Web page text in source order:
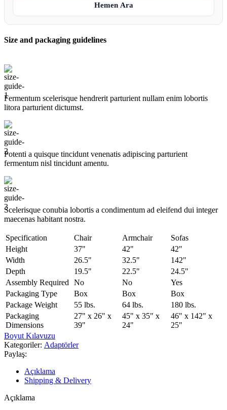
Hemen Ara
Size and packaging guidelines
Fermentum scelerisque hendrerit parturient nullam enim lobortis
litora parturient dictumst.
Potenti a quisque tincidunt venenatis adipiscing parturient
fermentum nisl tinciduntamentu.
Scelerisque conubia lobortis a condimentum ad eleifend dui integer
maecenas habitant nostra.
Specification Chair Armchair
Sofas
Height
37" 42"
42"
Width
26.5" 32.5"
142"
Depth
19.5" 22.5"
24.5"
Assembly Required No No
Yes
Packaging Type
Box Box
Box
Package Weight
55 lbs. 64 lbs.
180 lbs.
Packaging
Dimensions
27" x 26" x
39"
45" x 35" x
24"
46" x 142" x
25"
Boyut Kılavuzu
Kategoriler: Adaptörler
Paylaş:
Açıklama
Shipping & Delivery
Açıklama